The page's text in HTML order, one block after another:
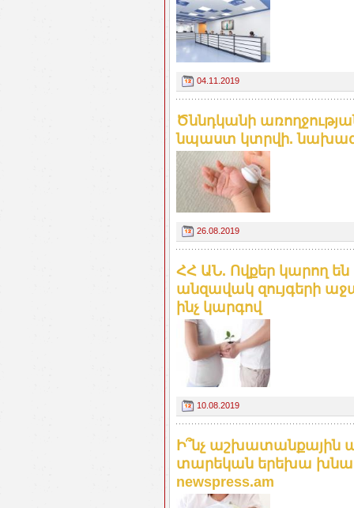
04.11.2019
Ծննդկանի
նպաստ կտրվի.
26.08.2019
ՀՀ ԱՆ. Ովքեր կարող են
անզավակ զույգերի
ինչ կարգով
10.08.2019
Ի՞նչ աշխատանքային
տարեկան երեխա
newspress.am